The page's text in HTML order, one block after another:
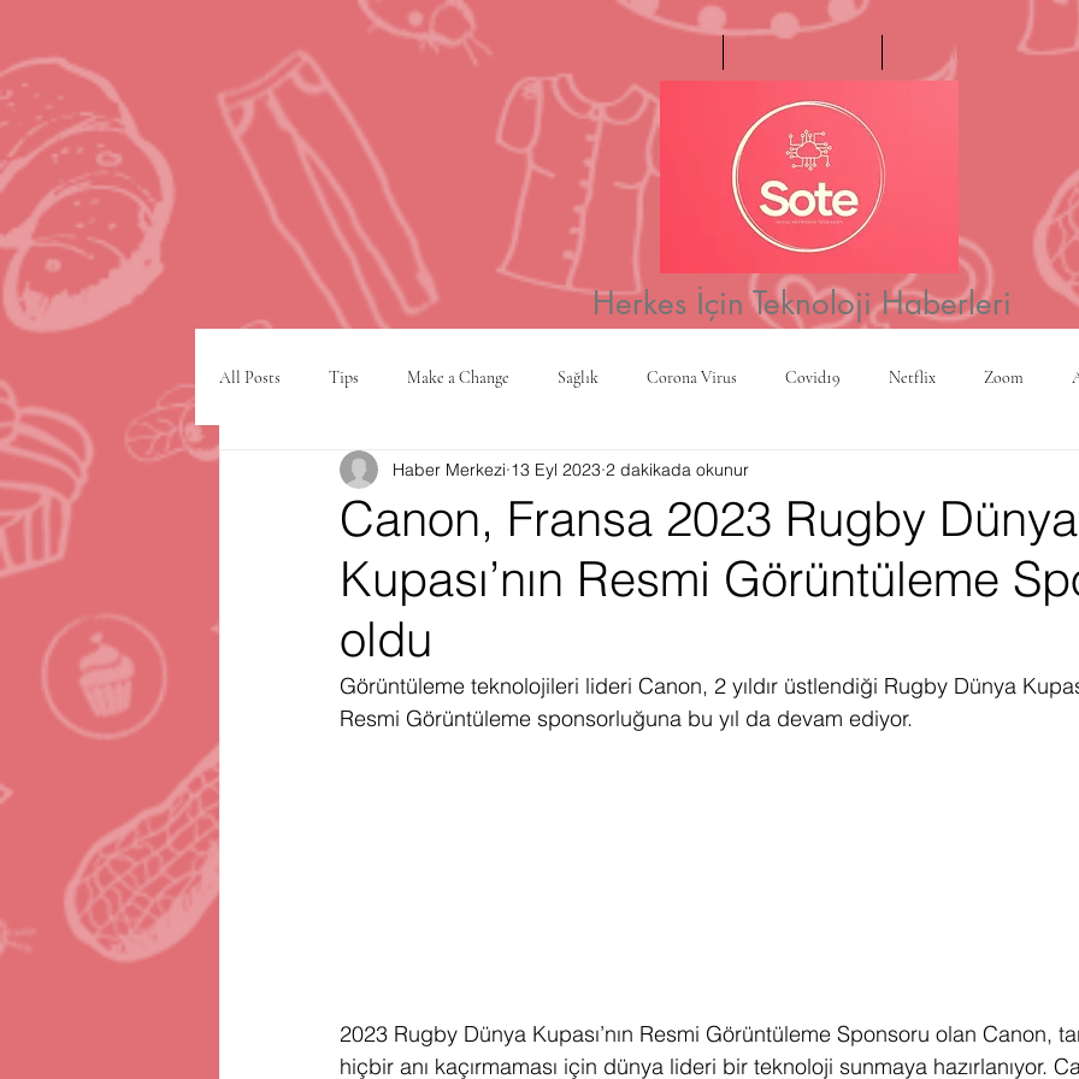
Hakkımızda
Herkes İçin Teknoloji Haberleri
All Posts Tips Make a Change Sağlık Corona Virus Covid19 Netflix Zoom
VPN şehir planlama Yapay Zeka Kripto Para
Firma Satınalma Hediye Çekilişi Fintech Micro Focus Çevre Koruma
Canon, Fransa 2023 Rugby Dünya
Kupası’nın Resmi Görüntüleme
oldu
Haber Merkezi 13 Eyl 2023 2 dakikada okunur
Görüntüleme teknolojileri lideri Canon, 2 yıldır üstlendiği Rugby Dünya
Resmi Görüntüleme sponsorluğuna bu yıl da devam ediyor.
2023 Rugby Dünya Kupası’nın Resmi Görüntüleme Sponsoru olan Canon,
hiçbir anı kaçırmaması için dünya lideri bir teknoloji sunmaya hazırlanıyor.